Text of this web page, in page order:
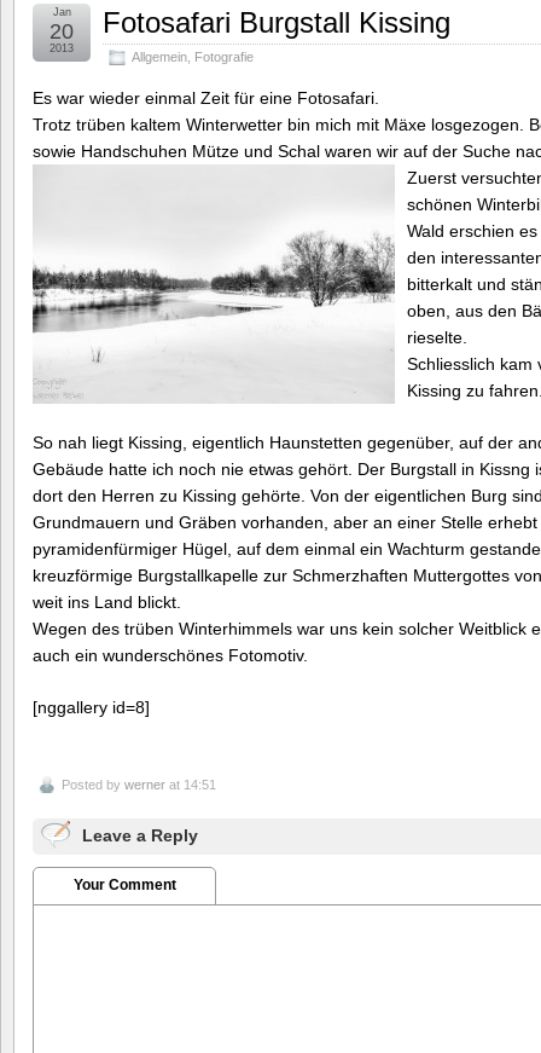
Fotosafari Burgstall Kissing
Allgemein Fotografie
Jan
20
2013
Es war wieder einmal Zeit für eine Fotosafari.
Trotz trüben kaltem Winterwetter bin mich mit Mäxe losgezogen.
sowie Handschuhen Mütze und Schal waren wir auf der Suche
Zuerst
schönen
Wald erschien
den
bitterkalt und
oben, aus den
rieselte.
Schliesslich kam
Kissing zu
So nah liegt Kissing, eigentlich Haunstetten gegenüber, auf der
Gebäude hatte ich noch nie etwas gehört. Der Burgstall in
dort den Herren zu Kissing gehörte. Von der eigentlichen Burg
Grundmauern und Gräben vorhanden, aber an einer Stelle
pyramidenfürmiger Hügel, auf dem einmal ein Wachturm
kreuzförmige Burgstallkapelle zur Schmerzhaften Muttergottes
weit ins Land blickt.
Wegen des trüben Winterhimmels war uns kein solcher Weitblick
auch ein wunderschönes Fotomotiv.
[nggallery id=8]
Posted by werner at 14:51
Leave a Reply
Your Comment